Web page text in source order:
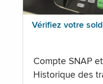
Vérifiez votre
Compte SNAP
Historique des